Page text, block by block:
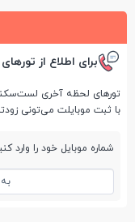
برای اطلاع از
تورهای لحظه آخری
با ثبت موبایلت می‌تونی
شماره موبایل خود را وارد